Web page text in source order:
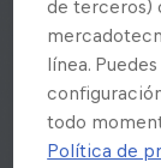
de terceros)
línea.
todo
Política de